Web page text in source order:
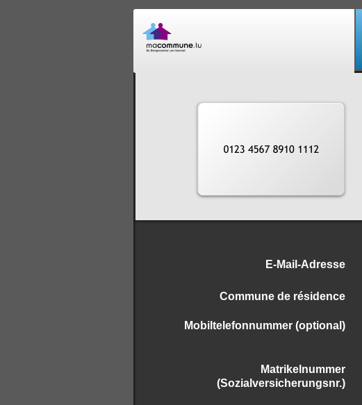
E-Mail-Adresse
Commune de résidence
Mobiltelefonnummer (optional)
Matrikelnummer
(Sozialversicherungsnr.)